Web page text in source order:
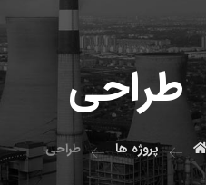
طراحی
پروژه ها طراحی